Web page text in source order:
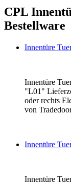
CPL
Bestellware
Innentüre
Innentüre
"L01"
oder rechts
von
Innentüre
Innentüre